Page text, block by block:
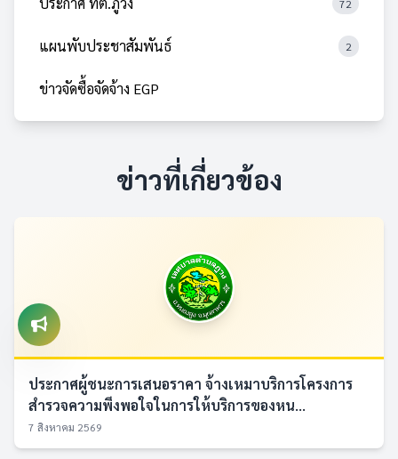
72
แผนพับประชาสัมพันธ์ 2
ข่าวจัดซื้อจัดจ้าง EGP
ข่าวที่เกี่ยวข้อง
ประกาศผู้ชนะการเสนอราคา จ้างเหมาบริการโครงการ
สำรวจความพึงพอใจในการให้บริการของหน...
7 สิงหาคม 2569